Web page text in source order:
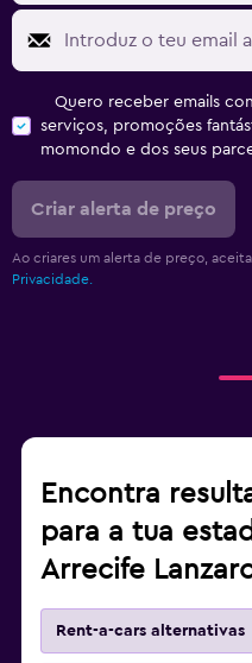
Quero receber emails
serviços, promoções
momondo e dos seus
Criar alerta de preço
Ao criares um alerta de preço,
Privacidade.
Encontra
para a tua
Arrecife
Rent-a-cars alternativas